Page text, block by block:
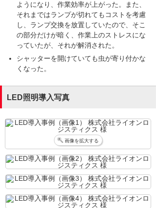
ようになり、作業効率が上がった。また、
それまではランプが切れてもコストを考慮
し、ランプ交換を放置していたので、そこ
の部分だけが暗く、作業上のストレスにな
っていたが、それが解消された。
シャッターを開けていても虫が寄り付かな
くなった。
LED照明導入写真
画像を拡大する